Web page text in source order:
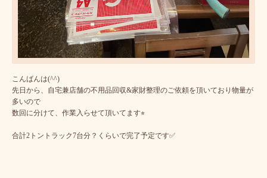
こんばんは(^^)
先日から、自宅兼店舗の不用品回収&家財整理のご依頼を頂いており物量が
多いので
数回に分けて、作業入らせて頂いてます⭐︎
合計2トントラック7台分？くらいで完了予定です✅